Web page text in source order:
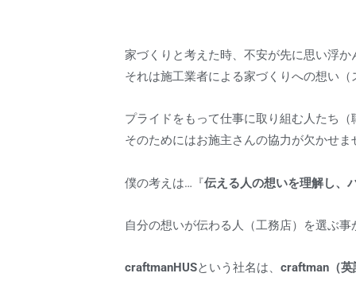
家づくりと考えた時、不安が先に思い浮
それは施工業者による家づくりへの想い
プライドをもって仕事に取り組む人たち
そのためにはお施主さんの協力が欠かせ
僕の考えは…『伝える人の想いを理解し、
自分の想いが伝わる人（工務店）を選ぶ
craftmanHUSという社名は、 craftman（英